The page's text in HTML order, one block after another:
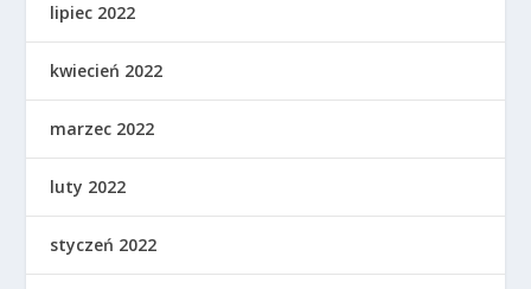
lipiec 2022
kwiecień 2022
marzec 2022
luty 2022
styczeń 2022